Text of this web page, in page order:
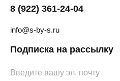
8 (922) 361-24-04
info@s-by-s.ru
Подписка на рассылку